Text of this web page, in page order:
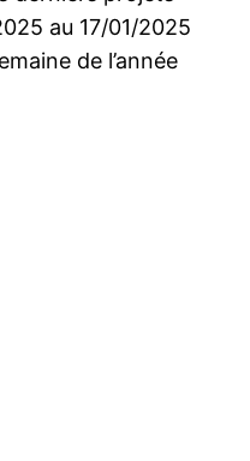
au 17/01/2025
de l’année